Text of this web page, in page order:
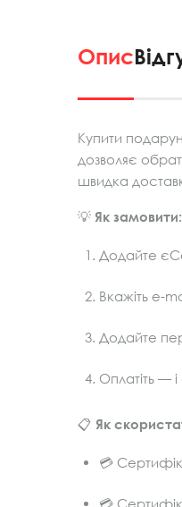
Опис
Купити
дозволяє
швидка
💡 Як замовити:
Додайте
Вкажіть e-
Додайте
Оплатіть —
📋 Як
💳
💳